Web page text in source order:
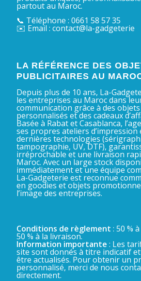
partout au Maroc.
📞 Téléphone : 0661 58 57 35
✉️ Email : contact@la-gadgeterie
LA RÉFÉRENCE DES
PUBLICITAIRES AU
Depuis plus de 10 ans, La-
les entreprises au Maroc dans
communication grâce à des
personnalisés et des cadeaux
Basée à Rabat et Casablanca,
ses propres ateliers d’impression
dernières technologies
tampographie, UV, DTF),
irréprochable et une livraison
Maroc. Avec un large stock
immédiatement et une équipe
La-Gadgeterie est reconnue
en goodies et objets
l’image des entreprises.
Conditions de règlement : 50 %
50 % à la livraison.
Information importante : Les
site sont donnés à titre indicatif
être actualisés. Pour obtenir un
personnalisé, merci de nous
directement.